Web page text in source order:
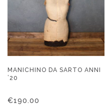
MANICHINO DA SARTO ANNI
’20
€190.00